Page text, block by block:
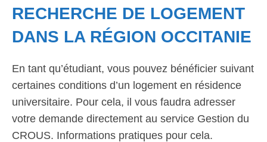
RECHERCHE DE LOGEMENT
DANS LA RÉGION OCCITANIE
En tant qu’étudiant, vous pouvez bénéficier suivant
certaines conditions d’un logement en résidence
universitaire. Pour cela, il vous faudra adresser
votre demande directement au service Gestion du
CROUS. Informations pratiques pour cela.